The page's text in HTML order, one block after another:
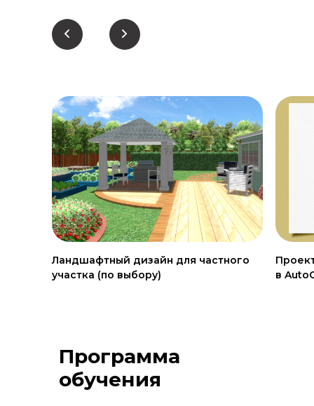
Ландшафтный дизайн для частного
участка (по выбору)
в
Программа
обучения